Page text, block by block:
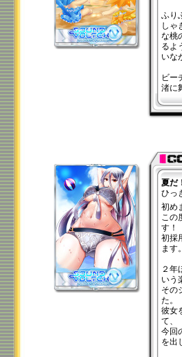
ふり
しゃ
な桃
るよ
いな
ビー
渚に
夏だ
ひっ
初め
この
す！
初採
ます。
２年
いう
その
た。
彼女
て、
今回
を出